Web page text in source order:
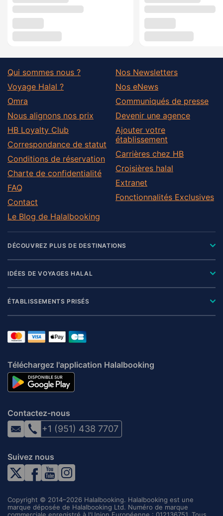
Qui sommes nous ?
Voyage Halal ?
Omra
Nous alignons nos prix
HB Loyalty Club
Correspondance de statut
Conditions de réservation
Charte de confidentialité
FAQ
Contact
Le Blog de Halalbooking
Nos Newsletters
Nos eNews
Communiqués de presse
Devenir une agence
Ajouter votre
établissement
Carrières chez HB
Croisières halal
Extranet
Fonctionnalités Exclusives
DÉCOUVREZ PLUS DE DESTINATIONS
IDÉES DE VOYAGES HALAL
ÉTABLISSEMENTS PRISÉS
Téléchargez l'application Halalbooking
Contactez-nous
+1 (951) 438 7707
Suivez nous
Copyright © 2014–2026 Halalbooking. Halalbooking est une
marque déposée de Halalbooking Ltd. Numéro de marque